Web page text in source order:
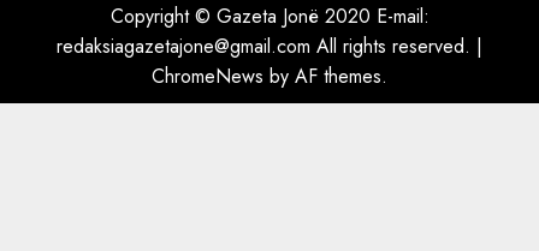
Copyright © Gazeta Jonë 2020 E-mail:
redaksiagazetajone@gmail.com All rights reserved. |
ChromeNews by AF themes.